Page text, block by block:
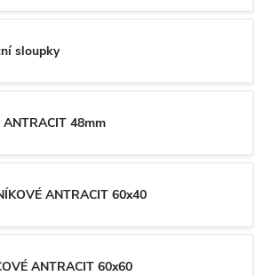
sloupky
ANTRACIT 48mm
ANTRACIT 60x40
ANTRACIT 60x60